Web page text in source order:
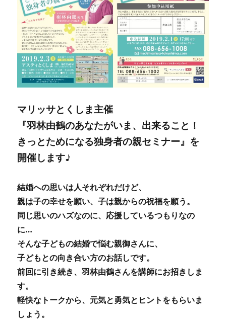
マリッサとくしま主催
『羽林由鶴のあなたがいま、出来ること！
きっとためになる独身者の親セミナー』を
開催します♪
結婚への思いは人それぞれだけど、
親は子の幸せを願い、子は親からの祝福を願う。
同じ思いのハズなのに、応援しているつもりなの
に…
そんな子どもの結婚で悩む親御さんに、
子どもとの向き合い方のお話しです。
前回に引き続き、羽林由鶴さんを講師にお招きしま
す。
軽快なトークから、元気と勇気とヒントをもらいま
しょう。